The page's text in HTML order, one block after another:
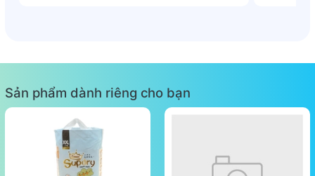
Sản phẩm dành riêng cho bạn